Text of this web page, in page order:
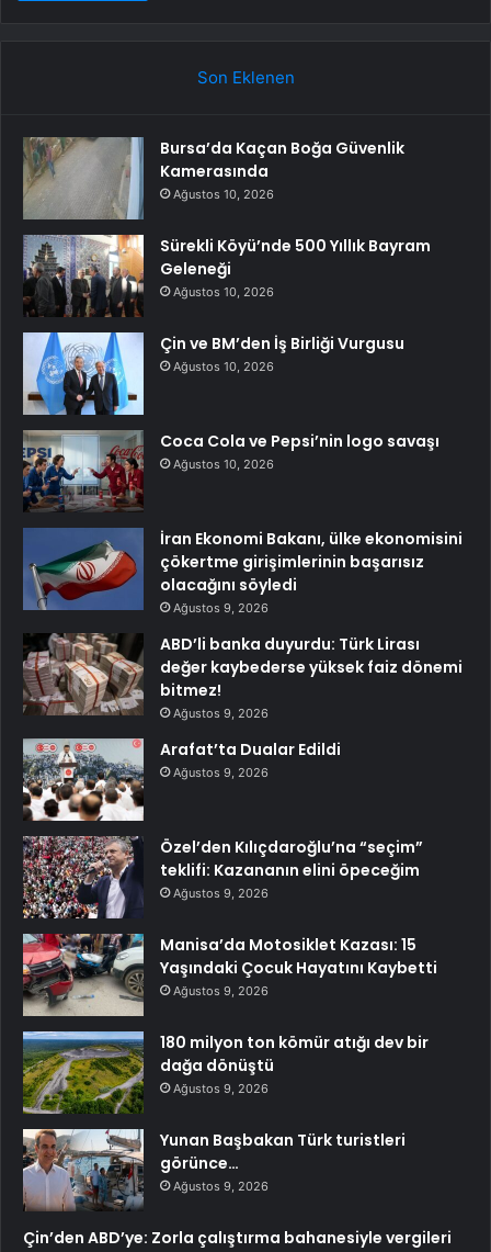
Son Eklenen
Bursa’da Kaçan Boğa Güvenlik
Kamerasında
Ağustos 10, 2026
Sürekli Köyü’nde 500 Yıllık Bayram
Geleneği
Ağustos 10, 2026
Çin ve BM’den İş Birliği Vurgusu
Ağustos 10, 2026
Coca Cola ve Pepsi’nin logo savaşı
Ağustos 10, 2026
İran Ekonomi Bakanı, ülke ekonomisini
çökertme girişimlerinin başarısız
olacağını söyledi
Ağustos 9, 2026
ABD’li banka duyurdu: Türk Lirası
değer kaybederse yüksek faiz dönemi
bitmez!
Ağustos 9, 2026
Arafat’ta Dualar Edildi
Ağustos 9, 2026
Özel’den Kılıçdaroğlu’na “seçim”
teklifi: Kazananın elini öpeceğim
Ağustos 9, 2026
Manisa’da Motosiklet Kazası: 15
Yaşındaki Çocuk Hayatını Kaybetti
Ağustos 9, 2026
180 milyon ton kömür atığı dev bir
dağa dönüştü
Ağustos 9, 2026
Yunan Başbakan Türk turistleri
görünce…
Ağustos 9, 2026
Çin’den ABD’ye: Zorla çalıştırma bahanesiyle vergileri